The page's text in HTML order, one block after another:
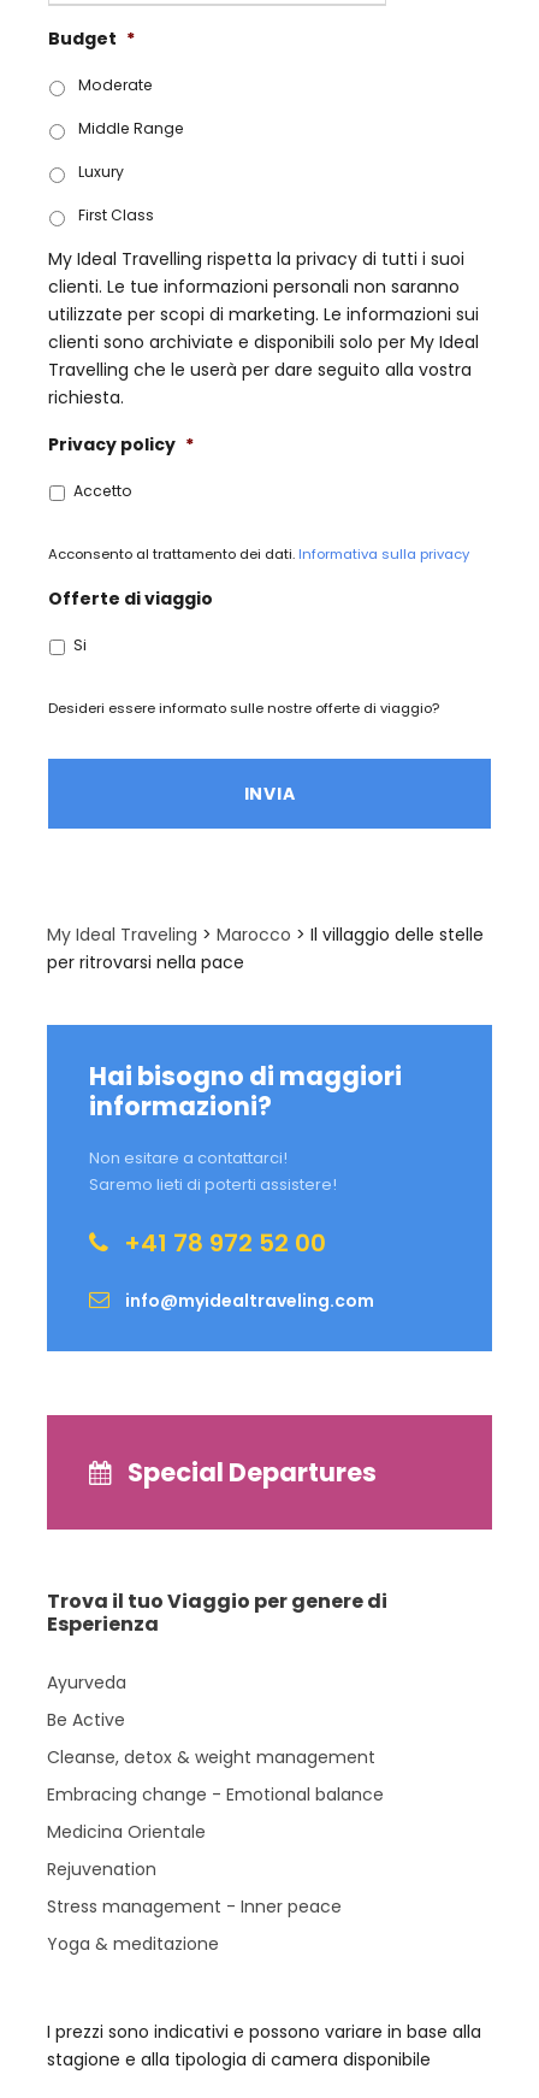
My Ideal Traveling > Marocco > Il villaggio delle stelle
per ritrovarsi nella pace
Hai bisogno di maggiori
informazioni?
Non esitare a contattarci!
Saremo lieti di poterti assistere!
+41 78 972 52 00
info@myidealtraveling.com
Special Departures
Trova il tuo Viaggio per genere di
Esperienza
Ayurveda
Be Active
Cleanse, detox & weight management
Embracing change - Emotional balance
Medicina Orientale
Rejuvenation
Stress management - Inner peace
Yoga & meditazione
I prezzi sono indicativi e possono variare in base alla
stagione e alla tipologia di camera disponibile
s
h
M
s
a
h
A
A
A
A
G
a
h
M
s
l
a
s
h
A
A
A
Budget *
Moderate
Middle Range
Luxury
First Class
My Ideal Travelling rispetta la privacy di tutti i suoi
clienti. Le tue informazioni personali non saranno
utilizzate per scopi di marketing. Le informazioni sui
clienti sono archiviate e disponibili solo per My Ideal
Travelling che le userà per dare seguito alla vostra
richiesta.
Privacy policy *
Accetto
Acconsento al trattamento dei dati. Informativa sulla privacy
Offerte di viaggio
Si
Desideri essere informato sulle nostre offerte di viaggio?